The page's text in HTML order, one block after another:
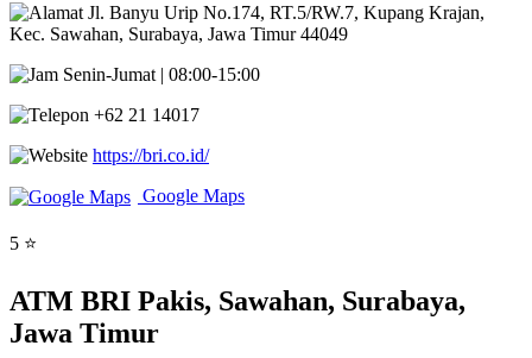
Jl. Banyu Urip No.174, RT.5/RW.7, Kupang Krajan,
Kec. Sawahan, Surabaya, Jawa Timur 44049
Senin-Jumat | 08:00-15:00
+62 21 14017
https://bri.co.id/
Google Maps
5 ⭐
ATM BRI Pakis, Sawahan, Surabaya,
Jawa Timur